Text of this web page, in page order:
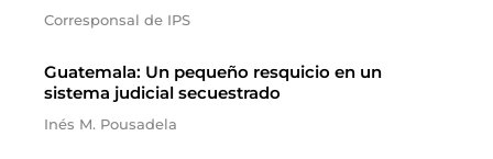
Corresponsal de IPS
Guatemala: Un pequeño resquicio en un
sistema judicial secuestrado
Inés M. Pousadela